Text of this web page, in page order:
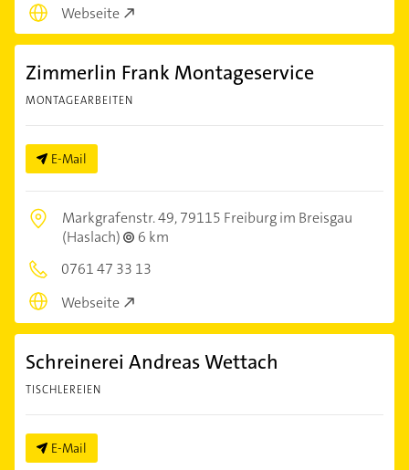
Webseite
Zimmerlin Frank Montageservice
MONTAGEARBEITEN
E-Mail
Markgrafenstr. 49,79115 Freiburg im Breisgau
(Haslach)
6 km
0761 47 33 13
Webseite
Schreinerei Andreas Wettach
TISCHLEREIEN
E-Mail